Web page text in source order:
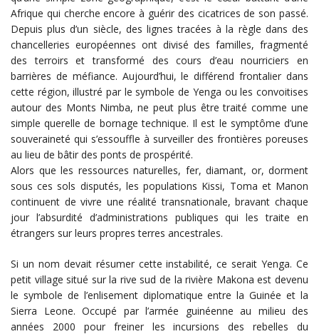
Afrique qui cherche encore à guérir des cicatrices de son passé.
Depuis plus d’un siècle, des lignes tracées à la règle dans des
chancelleries européennes ont divisé des familles, fragmenté
des terroirs et transformé des cours d’eau nourriciers en
barrières de méfiance. Aujourd’hui, le différend frontalier dans
cette région, illustré par le symbole de Yenga ou les convoitises
autour des Monts Nimba, ne peut plus être traité comme une
simple querelle de bornage technique. Il est le symptôme d’une
souveraineté qui s’essouffle à surveiller des frontières poreuses
au lieu de bâtir des ponts de prospérité.
Alors que les ressources naturelles, fer, diamant, or, dorment
sous ces sols disputés, les populations Kissi, Toma et Manon
continuent de vivre une réalité transnationale, bravant chaque
jour l’absurdité d’administrations publiques qui les traite en
étrangers sur leurs propres terres ancestrales.
Si un nom devait résumer cette instabilité, ce serait Yenga. Ce
petit village situé sur la rive sud de la rivière Makona est devenu
le symbole de l’enlisement diplomatique entre la Guinée et la
Sierra Leone. Occupé par l’armée guinéenne au milieu des
années 2000 pour freiner les incursions des rebelles du